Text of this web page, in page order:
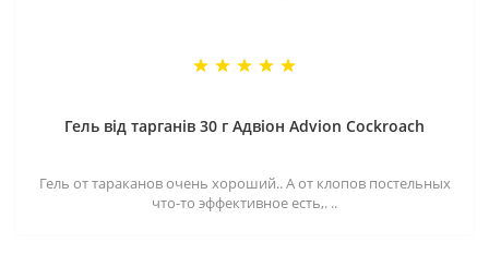
Гель від тарганів 30 г Адвіон Advion Cockroach
Гель от тараканов очень хороший.. А от клопов постельных
что-то эффективное есть,. ..